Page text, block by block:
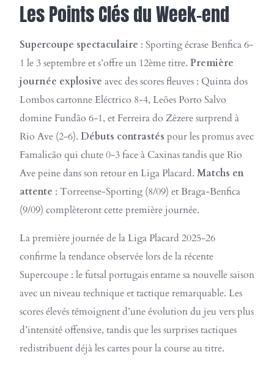
Les Points Clés du Week-end
Supercoupe spectaculaire : Sporting écrase Benfica 6-
1 le 3 septembre et s’offre un 12ème titre. Première
journée explosive avec des scores fleuves : Quinta dos
Lombos cartonne Eléctrico 8-4, Leões Porto Salvo
domine Fundão 6-1, et Ferreira do Zêzere surprend à
Rio Ave (2-6). Débuts contrastés pour les promus avec
Famalicão qui chute 0-3 face à Caxinas tandis que Rio
Ave peine dans son retour en Liga Placard. Matchs en
attente : Torreense-Sporting (8/09) et Braga-Benfica
(9/09) complèteront cette première journée.
La première journée de la Liga Placard 2025-26
confirme la tendance observée lors de la récente
Supercoupe : le futsal portugais entame sa nouvelle saison
avec un niveau technique et tactique remarquable. Les
scores élevés témoignent d’une évolution du jeu vers plus
d’intensité offensive, tandis que les surprises tactiques
redistribuent déjà les cartes pour la course au titre.